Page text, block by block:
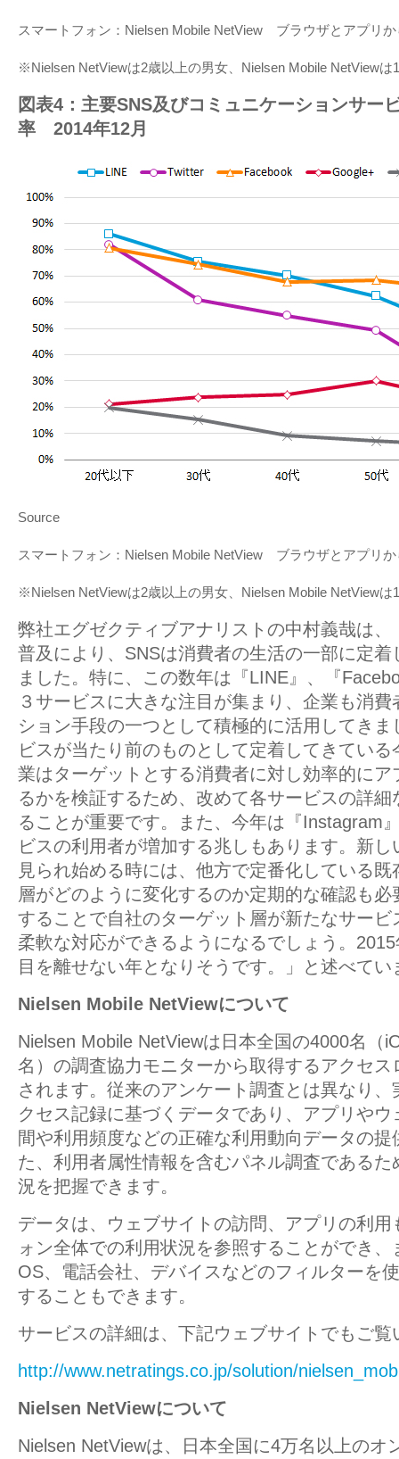
スマートフォン：Nielsen Mobile NetView ブラウザとアプリ
※Nielsen NetViewは2歳以上の男女、Nielsen Mobile NetViewは
図表4：主要SNS及びコミュニケーションサ
率 2014年12月
Source
スマートフォン：Nielsen Mobile NetView ブラウザとアプリ
※Nielsen NetViewは2歳以上の男女、Nielsen Mobile NetViewは
弊社エグゼクティブアナリストの中村義哉は、
普及により、SNSは消費者の生活の一部に定
ました。特に、この数年は『LINE』、『
３サービスに大きな注目が集まり、企業も消
ション手段の一つとして積極的に活用してき
ビスが当たり前のものとして定着してきてい
業はターゲットとする消費者に対し効率的にア
るかを検証するため、改めて各サービスの詳
ることが重要です。また、今年は『Instagram
ビスの利用者が増加する兆しもあります。新
見られ始める時には、他方で定番化している
層がどのように変化するのか定期的な確認も
することで自社のターゲット層が新たなサービ
柔軟な対応ができるようになるでしょう。
目を離せない年となりそうです。」と述べてい
Nielsen Mobile NetViewについて
Nielsen Mobile NetViewは日本全国の4000名（
名）の調査協力モニターから取得するアクセス
されます。従来のアンケート調査とは異なり
クセス記録に基づくデータであり、アプリや
間や利用頻度などの正確な利用動向データの提
た、利用者属性情報を含むパネル調査である
況を把握できます。
データは、ウェブサイトの訪問、アプリの利
ォン全体での利用状況を参照することができ
OS、電話会社、デバイスなどのフィルターを
することもできます。
サービスの詳細は、下記ウェブサイトでもご覧
http://www.netratings.co.jp/solution/
Nielsen NetViewについて
Nielsen NetViewは、日本全国に4万名以上のオ